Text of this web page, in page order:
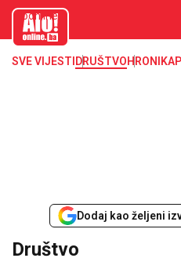
aloonline.b
SVE VIJESTI DRUŠTVOHRONIKA
Dodaj kao željeni
Društvo